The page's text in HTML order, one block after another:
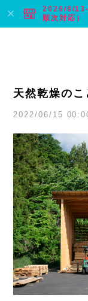
2026/8/13-
順次対応）
天然乾燥のこ
2022/06/15